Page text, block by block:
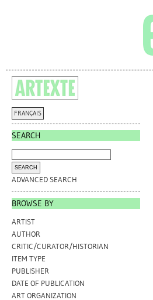
FRANÇAIS
SEARCH
ADVANCED SEARCH
BROWSE BY
ARTIST
AUTHOR
CRITIC/CURATOR/HISTORIAN
ITEM TYPE
PUBLISHER
DATE OF PUBLICATION
ART ORGANIZATION